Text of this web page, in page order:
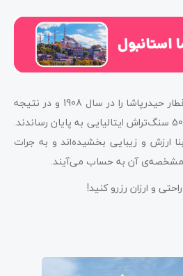
این دو نفر ساخت ایستگاه قطار حیدرپاشا را در سال 1908 و در نتیجه
دو سال کار مداوم با تقریباً 500 سنگ‌تراش ایتالیایی به پایان رساندند.
ارزش و زیبایی بخشیده‌اند و به جرات
آن به حساب می‌آیند.
راحتی و ارزان رزرو کنید!